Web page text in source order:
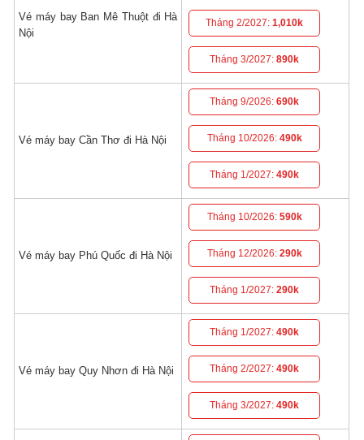
Vé máy bay Ban Mê Thuột đi Hà
Nội
Tháng 2/2027:1,010k
Tháng 3/2027:890k
Vé máy bay Cần Thơ đi Hà Nội
Tháng 9/2026:690k
Tháng 10/2026: 490k
Tháng 1/2027:490k
Vé máy bay Phú Quốc đi Hà Nội
Tháng 10/2026: 590k
Tháng 12/2026: 290k
Tháng 1/2027:290k
Vé máy bay Quy Nhơn đi Hà Nội
Tháng 1/2027:490k
Tháng 2/2027:490k
Tháng 3/2027:490k